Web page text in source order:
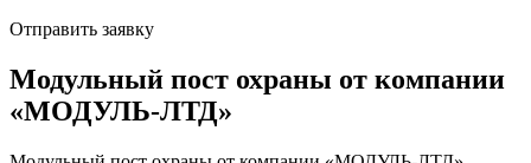
Отправить заявку
Модульный пост охраны от компании
«МОДУЛЬ-ЛТД»